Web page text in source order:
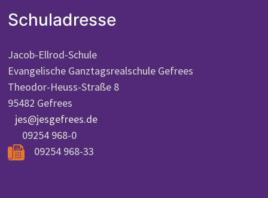
Schuladresse
Jacob-Ellrod-Schule
Evangelische Ganztagsrealschule Gefrees
Theodor-Heuss-Straße 8
95482 Gefrees
jes@jesgefrees.de
09254 968-0
09254 968-33